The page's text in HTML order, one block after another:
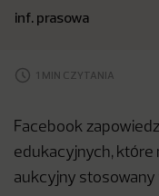
inf. prasowa
1 MIN CZYTANIA
Facebook
edukacyjnych, które
aukcyjny